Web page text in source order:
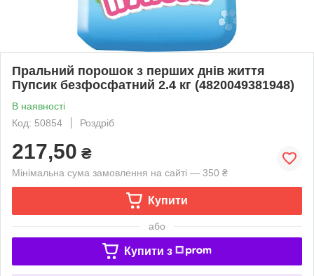
Пральний порошок з перших днів життя
Пупсик безфосфатний 2.4 кг (4820049381948)
В наявності
Код: 50854
Роздріб
217,50 ₴
Мінімальна сума замовлення на сайті — 350 ₴
Купити
або
Купити з